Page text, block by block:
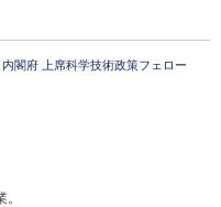
閣府 上席科学技術政策フェロー